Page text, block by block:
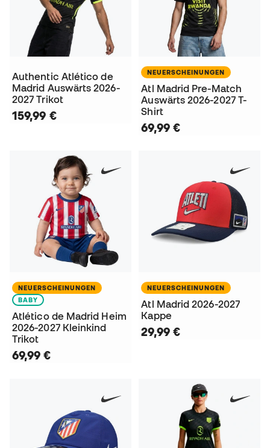
Authentic Atlético de
Madrid Auswärts 2026-
2027 Trikot
159,99 €
NEUERSCHEINUNGEN
Atl Madrid Pre-Match
Auswärts 2026-2027 T-
Shirt
69,99 €
NEUERSCHEINUNGEN
BABY
Atlético de Madrid Heim
2026-2027 Kleinkind
Trikot
69,99 €
NEUERSCHEINUNGEN
Atl Madrid 2026-2027
Kappe
29,99 €